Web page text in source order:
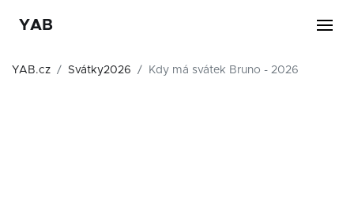
YAB
YAB.cz Svátky2026 Kdy má svátek Bruno - 2026